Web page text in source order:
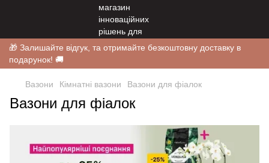
🎁 Залишайте відгук, та отримайте безкоштовну доставку в
подарунок! 🚚
Вазони Кімнатні вазони Вазони для фіалок
Вазони для фіалок